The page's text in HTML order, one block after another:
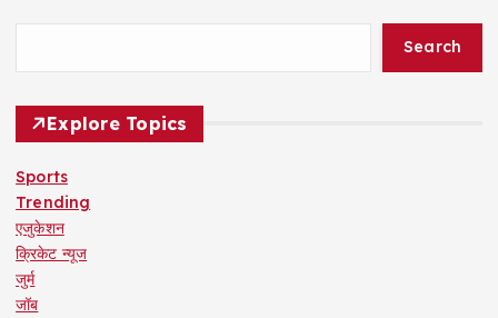
Search
Explore Topics
Sports
Trending
एजुकेशन
क्रिकेट न्यूज
जुर्म
जॉब